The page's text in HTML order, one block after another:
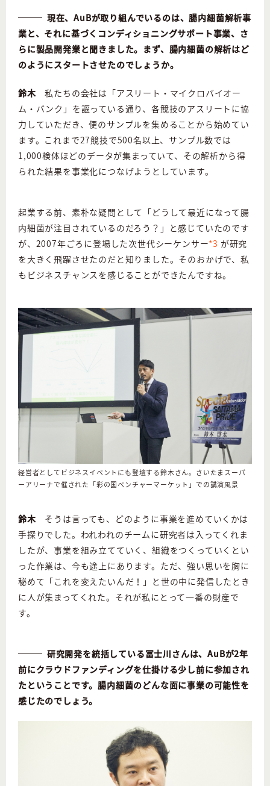
現在、AuBが取り組んでいるのは、腸内細菌解析事
業と、それに基づくコンディショニングサポート事業、さ
らに製品開発業と聞きました。まず、腸内細菌の解析はど
のようにスタートさせたのでしょうか。
鈴木私たちの会社は「アスリート・マイクロバイオー
ム・バンク」を謳っている通り、各競技のアスリートに協
力していただき、便のサンプルを集めることから始めてい
ます。これまで27競技で500名以上、サンプル数では
1,000検体ほどのデータが集まっていて、その解析から得
られた結果を事業化につなげようとしています。
起業する前、素朴な疑問として「どうして最近になって腸
内細菌が注目されているのだろう？」と感じていたのです
が、2007年ごろに登場した次世代シーケンサー*3 が研究
を大きく飛躍させたのだと知りました。そのおかげで、私
もビジネスチャンスを感じることができたんですね。
経営者としてビジネスイベントにも登壇する鈴木さん。さいたまスーパ
ーアリーナで催された「彩の国ベンチャーマーケット」での講演風景
鈴木 そうは言っても、どのように事業を進めていくかは
手探りでした。われわれのチームに研究者は入ってくれま
したが、事業を組み立てていく、組織をつくっていくとい
った作業は、今も途上にあります。ただ、強い思いを胸に
秘めて「これを変えたいんだ！」と世の中に発信したとき
に人が集まってくれた。それが私にとって一番の財産で
す。
研究開発を統括している冨士川さんは、AuBが2年
前にクラウドファンディングを仕掛ける少し前に参加され
たということです。腸内細菌のどんな面に事業の可能性を
感じたのでしょう。